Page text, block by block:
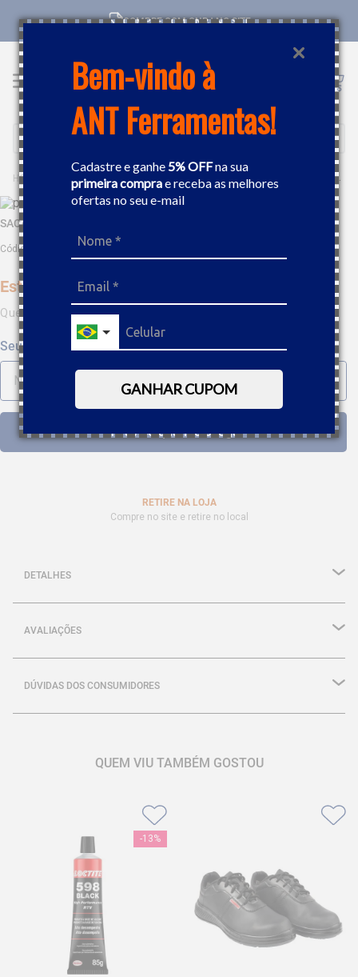
Bem-vindo à
ANT Ferramentas!
Cadastre e ganhe5% OFFna sua
primeira comprae receba as melhores
ofertas no seu e-mail
GANHAR CUPOM
COMPRE COM CNPJ NO SITE
Buscar
FERRAMENTAS MANUAIS TALHADEIRA E SACA PINO
SACA PINO ANTIFAISCANTE 10MM BETA 300810
Código
Este produto não está disponível no momento
Quero saber quando estiver disponível
RETIRE NA LOJA
Compre no site e retire no local
DETALHES
AVALIAÇÕES
DÚVIDAS DOS CONSUMIDORES
QUEM VIU TAMBÉM GOSTOU
-13%